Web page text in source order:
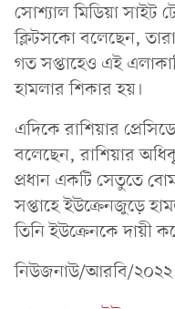
সোশ্যাল মিডিয়া সাইট
ক্লিটসকো বলেছেন,
গত সপ্তাহেও এই
হামলার শিকার হয়।
এদিকে রাশিয়ার
বলেছেন, রাশিয়ার
প্রধান একটি সেতুতে
সপ্তাহে ইউক্রেনজুড়ে
তিনি ইউক্রেনকে দায়ী
নিউজনাউ/আরবি/২০২২